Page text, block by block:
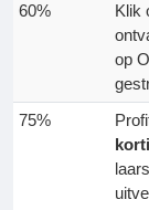
60%
Klik
op
75%